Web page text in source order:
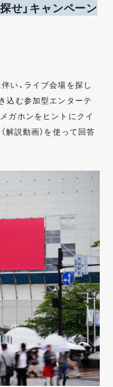
せ」キャンペーン
い、ライブ会場を探し
込む参加型エンターテ
ガホンをヒントにクイ
解説動画）を使って回答